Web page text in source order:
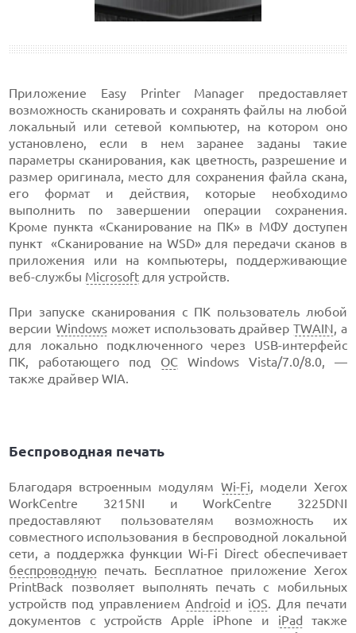
Приложение Easy Printer Manager предоставляет
возможность сканировать и сохранять файлы на любой
локальный или сетевой компьютер, на котором оно
установлено, если в нем заранее заданы такие
параметры сканирования, как цветность, разрешение и
размер оригинала, место для сохранения файла скана,
его формат и действия, которые необходимо
выполнить по завершении операции сохранения.
Кроме пункта «Сканирование на ПК» в МФУ доступен
пункт «Сканирование на WSD» для передачи сканов в
приложения или на компьютеры, поддерживающие
веб-службы Microsoft для устройств.
При запуске сканирования с ПК пользователь любой
версии Windowsможет использовать драйверTWAIN, а
для локально подключенного через USB-интерфейс
ПК, работающего под ОС Windows Vista/7.0/8.0, —
также драйвер WIA.
Беспроводная печать
Благодаря встроенным модулям Wi-Fi, модели Xerox
WorkCentre 3215NI и WorkCentre 3225DNI
предоставляют пользователям возможность их
совместного использования в беспроводной локальной
сети, а поддержка функции Wi-Fi Direct обеспечивает
беспроводную печать. Бесплатное приложение Xerox
PrintBack позволяет выполнять печать с мобильных
устройств под управлением Android и iOS. Для печати
документов с устройств Apple iPhone и iPad также